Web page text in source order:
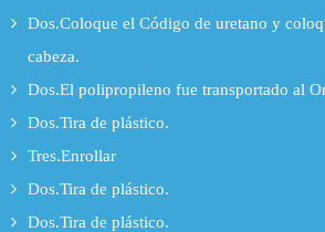
Dos.Coloque el Código de uretano y
cabeza.
Dos.El polipropileno fue transportado al
Dos.Tira de plástico.
Tres.Enrollar
Dos.Tira de plástico.
Dos.Tira de plástico.